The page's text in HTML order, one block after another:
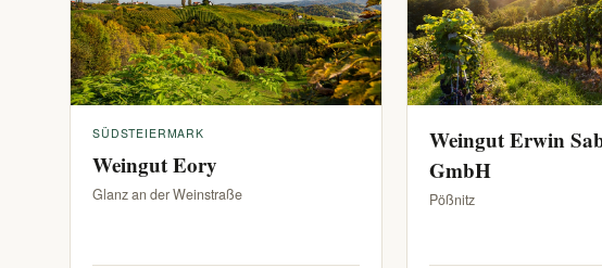
SÜDSTEIERMARK
Weingut Eory
Glanz an der Weinstraße
Weingut Erwin
GmbH
Pößnitz